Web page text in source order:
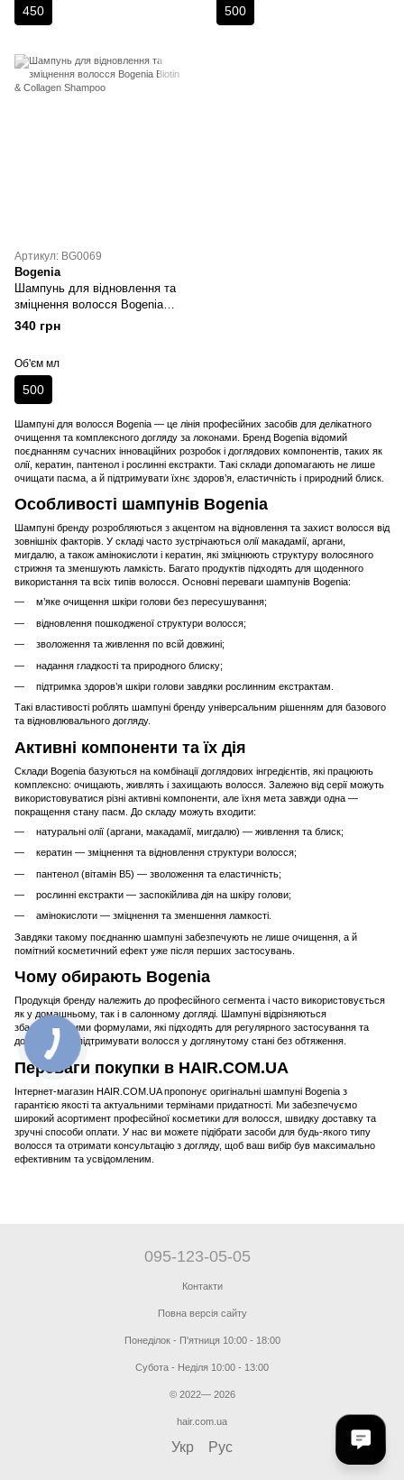
450 500
Артикул: BG0069
Bogenia
Шампунь для відновлення та
зміцнення волосся Bogenia
Biotin & Collagen Shampoo
340 грн
Об'єм мл
500
Шампуні для волосся Bogenia — це лінія професійних засобів для делікатного
очищення та комплексного догляду за локонами. Бренд Bogenia відомий
поєднанням сучасних інноваційних розробок і доглядових компонентів, таких як
олії, кератин, пантенол і рослинні екстракти. Такі склади допомагають не лише
очищати пасма, а й підтримувати їхнє здоров’я, еластичність і природний блиск.
Особливості шампунів Bogenia
Шампуні бренду розробляються з акцентом на відновлення та захист волосся від
зовнішніх факторів. У складі часто зустрічаються олії макадамії, аргани,
мигдалю, а також амінокислоти і кератин, які зміцнюють структуру волосяного
стрижня та зменшують ламкість. Багато продуктів підходять для щоденного
використання та всіх типів волосся. Основні переваги шампунів Bogenia:
м’яке очищення шкіри голови без пересушування;
відновлення пошкодженої структури волосся;
зволоження та живлення по всій довжині;
надання гладкості та природного блиску;
підтримка здоров’я шкіри голови завдяки рослинним екстрактам.
Такі властивості роблять шампуні бренду універсальним рішенням для базового
та відновлювального догляду.
Активні компоненти та їх дія
Склади Bogenia базуються на комбінації доглядових інгредієнтів, які працюють
комплексно: очищають, живлять і захищають волосся. Залежно від серії можуть
використовуватися різні активні компоненти, але їхня мета завжди одна —
покращення стану пасм. До складу можуть входити:
натуральні олії (аргани, макадамії, мигдалю) — живлення та блиск;
кератин — зміцнення та відновлення структури волосся;
пантенол (вітамін B5) — зволоження та еластичність;
рослинні екстракти — заспокійлива дія на шкіру голови;
амінокислоти — зміцнення та зменшення ламкості.
Завдяки такому поєднанню шампуні забезпечують не лише очищення, а й
помітний косметичний ефект уже після перших застосувань.
Чому обирають Bogenia
Продукція бренду належить до професійного сегмента і часто використовується
як у домашньому, так і в салонному догляді. Шампуні відрізняються
збалансованими формулами, які підходять для регулярного застосування та
допомагають підтримувати волосся у доглянутому стані без обтяження.
Переваги покупки в HAIR.COM.UA
Інтернет-магазин HAIR.COM.UA пропонує оригінальні шампуні Bogenia з
гарантією якості та актуальними термінами придатності. Ми забезпечуємо
широкий асортимент професійної косметики для волосся, швидку доставку та
зручні способи оплати. У нас ви можете підібрати засоби для будь-якого типу
волосся та отримати консультацію з догляду, щоб ваш вибір був максимально
ефективним та усвідомленим.
095-123-05-05
Контакти
Повна версія сайту
Понеділок - П'ятниця 10:00 - 18:00
Субота - Неділя 10:00 - 13:00
© 2022— 2026
hair.com.ua
Укр Рус